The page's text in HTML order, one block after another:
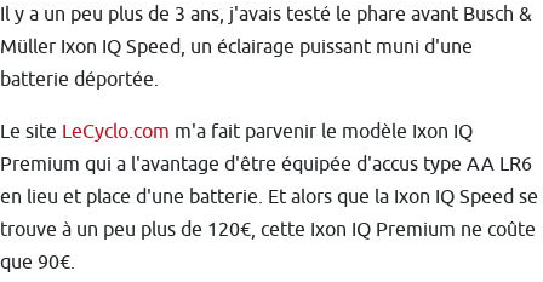
Il y a un peu plus de 3 ans, j'avais testé le phare avant Busch &
Müller Ixon IQ Speed, un éclairage puissant muni d'une
batterie déportée.
Le site LeCyclo.com m'a fait parvenir le modèle Ixon IQ
Premium qui a l'avantage d'être équipée d'accus type AA LR6
en lieu et place d'une batterie. Et alors que la Ixon IQ Speed se
trouve à un peu plus de 120€, cette Ixon IQ Premium ne coûte
que 90€.